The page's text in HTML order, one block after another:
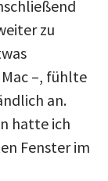
zu
–, fühlte
an.
hatte ich
Fenster im